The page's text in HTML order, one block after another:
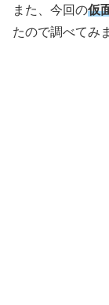
また、今回の仮
たので調べてみ